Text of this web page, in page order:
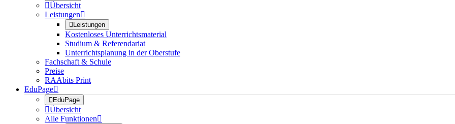
Übersicht
Leistungen
Leistungen
Kostenloses Unterrichtsmaterial
Studium & Referendariat
Unterrichtsplanung in der Oberstufe
Fachschaft & Schule
Preise
RAAbits Print
EduPage
EduPage
Übersicht
Alle Funktionen